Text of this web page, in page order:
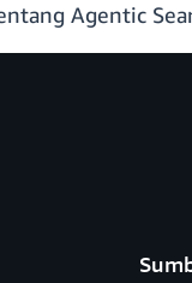
Agentic